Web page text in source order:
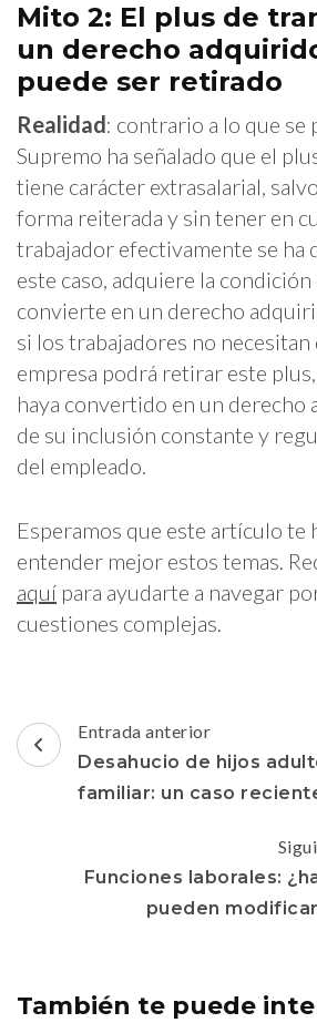
Mito 2: El plus de
un derecho
puede ser retirado
Realidad: contrario a lo que se
Supremo ha señalado que el
tiene carácter extrasalarial,
forma reiterada y sin tener en
trabajador efectivamente se ha
este caso, adquiere la condición
convierte en un derecho
si los trabajadores no necesitan
empresa podrá retirar este
haya convertido en un derecho
de su inclusión constante y
del empleado.
Esperamos que este artículo te
entender mejor estos temas.
aquí para ayudarte a navegar
cuestiones complejas.
Navegación
de
entradas
Entrada anterior
Desahucio de hijos
familiar: un caso
Funciones laborales:
pueden
También te puede